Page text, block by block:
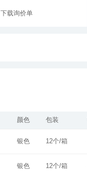
下载询价单
颜色 包装
银色 12个/箱
银色 12个/箱